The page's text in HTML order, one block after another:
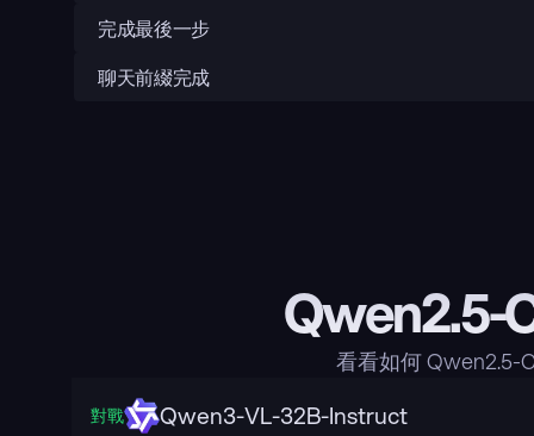
完成最後一步
聊天前綴完成
Qwen2.5-
看看如何 Qwen2.5-
對戰 Qwen3-VL-32B-Instruct